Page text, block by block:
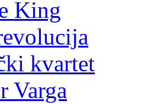
King
kvartet
Varga